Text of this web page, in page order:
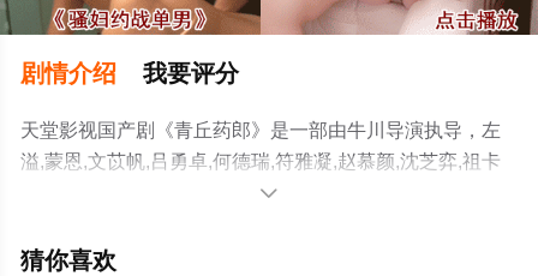
剧情介绍 我要评分
天堂影视国产剧《青丘药郎》是一部由牛川导演执导，左
溢,蒙恩,文苡帆,吕勇卓,何德瑞,符雅凝,赵慕颜,沈芝弈,祖卡
尔,罗麦一,宣贻骞,刘瑾,刘果果等明星演员精彩演绎的中国
就上天堂电影网，热播电视剧提前免费观看，更多剧情信

猜你喜欢